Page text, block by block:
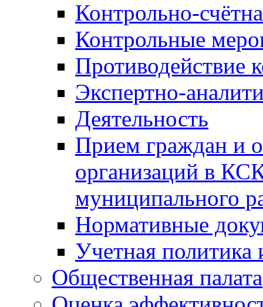
Контрольно-
Контрольные
Противодействие
Экспертно-
Деятельность
Прием граждан и
организаций в
муниципального
Нормативные
Учетная политика
Общественная палата